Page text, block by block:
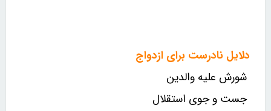
دلایل نادرست برای ازدواج
شورش علیه والدین
جست و جوی استقلال